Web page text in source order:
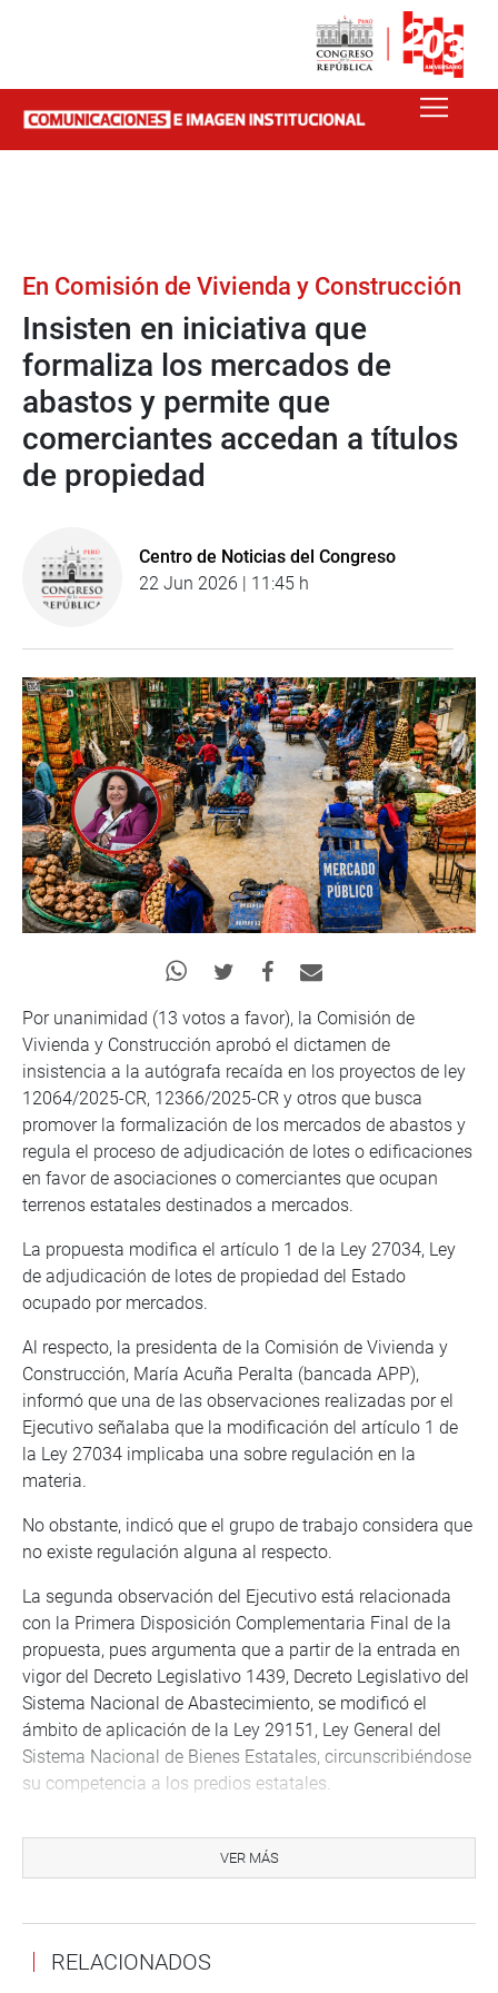
En Comisión de Vivienda y Construcción
Insisten en iniciativa que
formaliza los mercados de
abastos y permite que
comerciantes accedan a títulos
de propiedad
Centro de Noticias del Congreso
22 Jun 2026 | 11:45 h
Por unanimidad (13 votos a favor), la Comisión de
Vivienda y Construcción aprobó el dictamen de
insistencia a la autógrafa recaída en los proyectos de ley
12064/2025-CR, 12366/2025-CR y otros que busca
promover la formalización de los mercados de abastos y
regula el proceso de adjudicación de lotes o edificaciones
en favor de asociaciones o comerciantes que ocupan
terrenos estatales destinados a mercados.
La propuesta modifica el artículo 1 de la Ley 27034, Ley
de adjudicación de lotes de propiedad del Estado
ocupado por mercados.
Al respecto, la presidenta de la Comisión de Vivienda y
Construcción, María Acuña Peralta (bancada APP),
informó que una de las observaciones realizadas por el
Ejecutivo señalaba que la modificación del artículo 1 de
la Ley 27034 implicaba una sobre regulación en la
materia.
No obstante, indicó que el grupo de trabajo considera que
no existe regulación alguna al respecto.
La segunda observación del Ejecutivo está relacionada
con la Primera Disposición Complementaria Final de la
propuesta, pues argumenta que a partir de la entrada en
vigor del Decreto Legislativo 1439, Decreto Legislativo del
Sistema Nacional de Abastecimiento, se modificó el
ámbito de aplicación de la Ley 29151, Ley General del
Sistema Nacional de Bienes Estatales, circunscribiéndose
su competencia a los predios estatales.
(SNA) comprende a los bienes muebles y bienes
inmuebles estatales los cuales pasaron a competencia de
En este punto, señaló Acuña Peralta, la comisión se
VER MÁS
RELACIONADOS